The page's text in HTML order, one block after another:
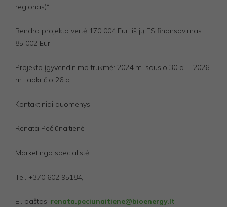
regionas)“.
Bendra projekto vertė 170 004 Eur, iš jų ES finansavimas
85 002 Eur.
Projekto įgyvendinimo trukmė: 2024 m. sausio 30 d. – 2026
m. lapkričio 26 d.
Kontaktiniai duomenys:
Renata Pečiūnaitienė
Marketingo specialistė
Tel. +370 602 95184,
El. paštas: renata.peciunaitiene@bioenergy.lt